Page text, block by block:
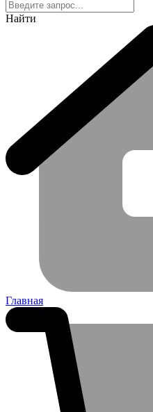
Найти
Главная